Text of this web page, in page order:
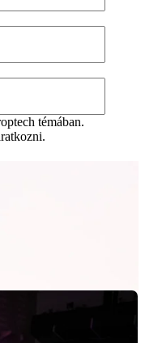
témában.